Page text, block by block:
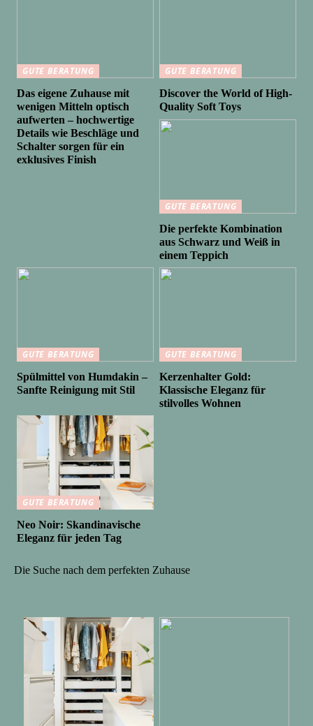
GUTE BERATUNG
Das eigene Zuhause mit
wenigen Mitteln optisch
aufwerten – hochwertige
Details wie Beschläge und
Schalter sorgen für ein
exklusives Finish
GUTE BERATUNG
Discover the World of High-
Quality Soft Toys
GUTE BERATUNG
Die perfekte Kombination
aus Schwarz und Weiß in
einem Teppich
GUTE BERATUNG
Spülmittel von Humdakin –
Sanfte Reinigung mit Stil
GUTE BERATUNG
Kerzenhalter Gold:
Klassische Eleganz für
stilvolles Wohnen
GUTE BERATUNG
Neo Noir: Skandinavische
Eleganz für jeden Tag
Die Suche nach dem perfekten Zuhause